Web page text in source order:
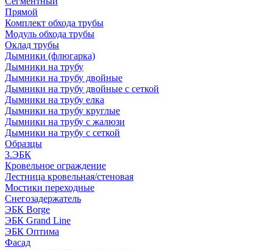
Прямой
Комплект обхода трубы
Модуль обхода трубы
Оклад трубы
Дымники (флюгарка)
Дымники на трубу
Дымники на трубу двoйные
Дымники на трубу двoйные с сеткой
Дымники на трубу елка
Дымники на трубу круглые
Дымники на трубу с жалюзи
Дымники на трубу с сеткой
Образцы
3.ЭБК
Кровельное ограждение
Лестница кровельная/стеновая
Мостики переходные
Снегозадержатель
ЭБК Borge
ЭБК Grand Line
ЭБК Оптима
Фасад